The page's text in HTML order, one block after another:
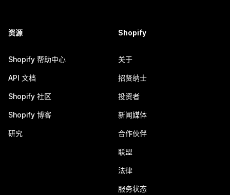
资源
Shopify 帮助中心
API 文档
Shopify 社区
Shopify 博客
研究
Shopify
关于
招贤纳士
投资者
新闻媒体
合作伙伴
联盟
法律
服务状态